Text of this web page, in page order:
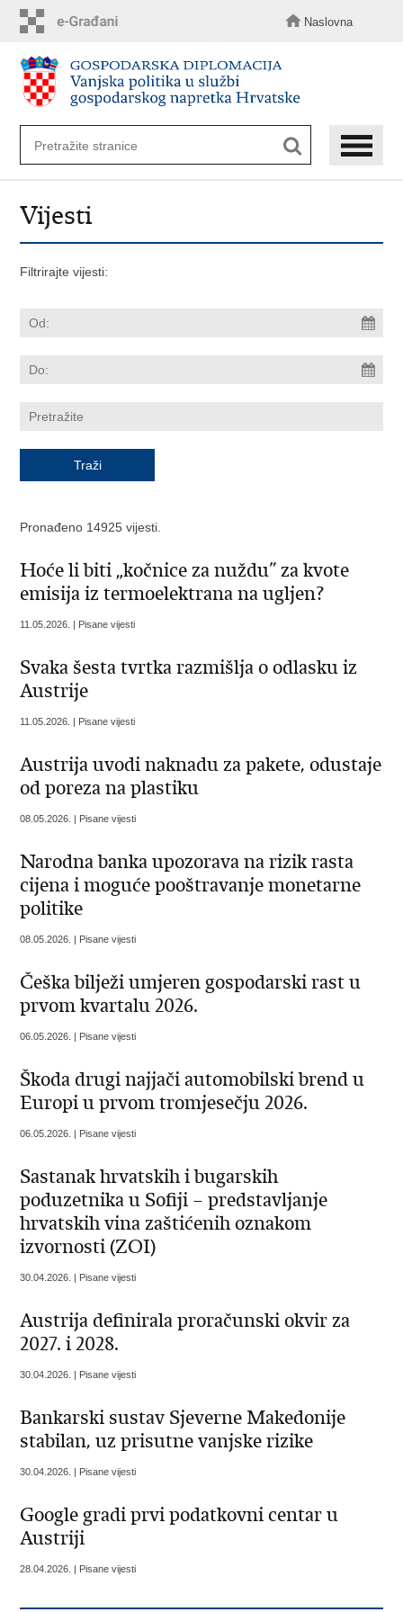
sadržaj
Naslovna
Vijesti
Filtrirajte vijesti:
Pronađeno 14925 vijesti.
Hoće li biti „kočnice za nuždu” za kvote
emisija iz termoelektrana na ugljen?
11.05.2026. | Pisane vijesti
Svaka šesta tvrtka razmišlja o odlasku iz
Austrije
11.05.2026. | Pisane vijesti
Austrija uvodi naknadu za pakete, odustaje
od poreza na plastiku
08.05.2026. | Pisane vijesti
Narodna banka upozorava na rizik rasta
cijena i moguće pooštravanje monetarne
politike
08.05.2026. | Pisane vijesti
Češka bilježi umjeren gospodarski rast u
prvom kvartalu 2026.
06.05.2026. | Pisane vijesti
Škoda drugi najjači automobilski brend u
Europi u prvom tromjesečju 2026.
06.05.2026. | Pisane vijesti
Sastanak hrvatskih i bugarskih
poduzetnika u Sofiji – predstavljanje
hrvatskih vina zaštićenih oznakom
izvornosti (ZOI)
30.04.2026. | Pisane vijesti
Austrija definirala proračunski okvir za
2027. i 2028.
30.04.2026. | Pisane vijesti
Bankarski sustav Sjeverne Makedonije
stabilan, uz prisutne vanjske rizike
30.04.2026. | Pisane vijesti
Google gradi prvi podatkovni centar u
Austriji
28.04.2026. | Pisane vijesti